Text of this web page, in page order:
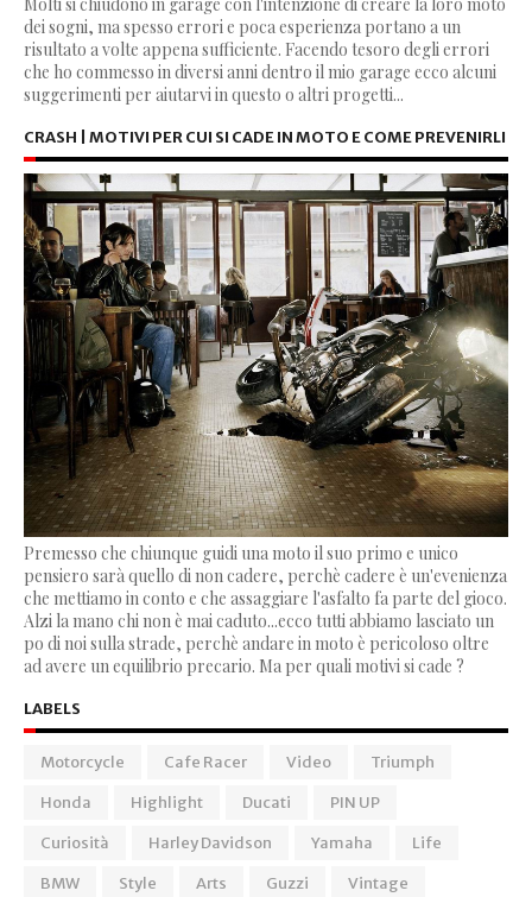
dei sogni, ma spesso errori e poca esperienza portano a un
risultato a volte appena sufficiente. Facendo tesoro degli errori
che ho commesso in diversi anni dentro il mio garage ecco alcuni
suggerimenti per aiutarvi in questo o altri progetti...
CRASH | MOTIVI PER CUI SI CADE IN MOTO E COME PREVENIRLI
Premesso che chiunque guidi una moto il suo primo e unico
pensiero sarà quello di non cadere, perchè cadere è un'evenienza
che mettiamo in conto e che assaggiare l'asfalto fa parte del gioco.
Alzi la mano chi non è mai caduto...ecco tutti abbiamo lasciato un
po di noi sulla strade, perchè andare in moto è pericoloso oltre
ad avere un equilibrio precario. Ma per quali motivi si cade ?
LABELS
Motorcycle Cafe Racer Video
Triumph
Honda
Highlight Ducati
PIN UP
Curiosità
Harley Davidson Yamaha
Life
BMW
Style Arts Guzzi
Vintage